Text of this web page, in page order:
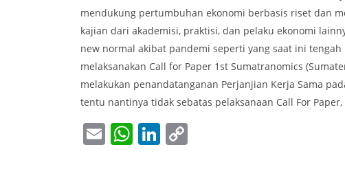
mendukung pertumbuhan ekonomi berbasis riset dan
kajian dari akademisi, praktisi, dan pelaku ekonomi
new normal akibat pandemi seperti yang saat ini
melaksanakan Call for Paper 1st Sumatranomics
melakukan penandatanganan Perjanjian Kerja Sama
tentu nantinya tidak sebatas pelaksanaan Call For
EmailWhatsApp
LinkedIn